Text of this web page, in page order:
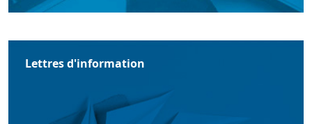
Lettres d'information